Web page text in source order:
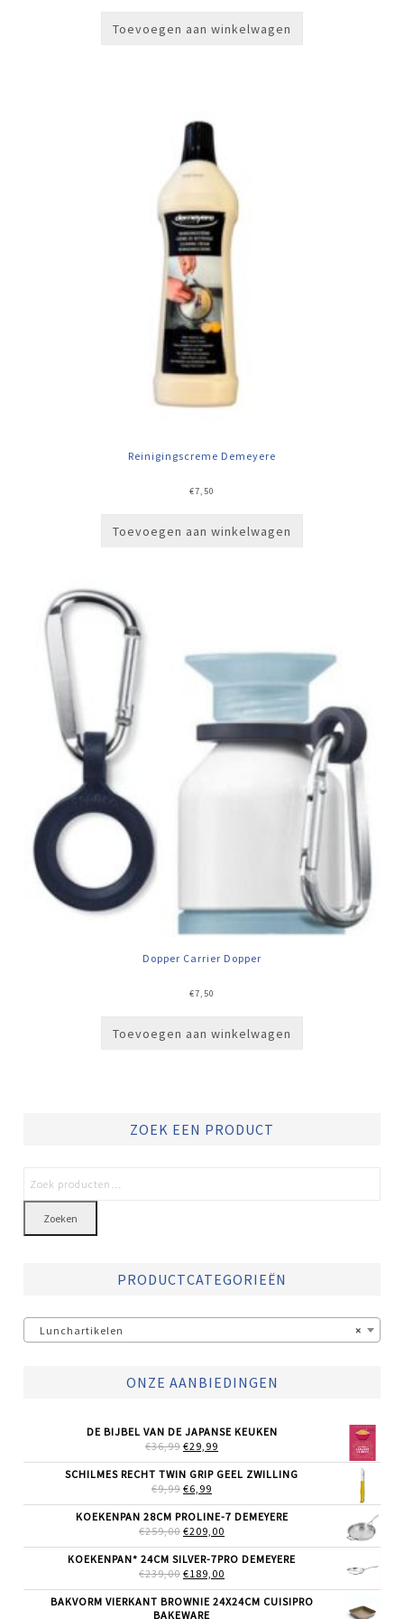
Toevoegen aan winkelwagen
Reinigingscreme Demeyere
€7,50
Toevoegen aan winkelwagen
Dopper Carrier Dopper
€7,50
Toevoegen aan winkelwagen
ZOEK EEN PRODUCT
Zoeken
PRODUCTCATEGORIEËN
×
Lunchartikelen
ONZE AANBIEDINGEN
DE BIJBEL VAN DE JAPANSE KEUKEN
€36,99 OORSPRONKELIJKE
WAS:
€36,99.
€29,99
IS:
SCHILMES RECHT TWIN GRIP GEEL ZWILLING
€9,99 OORSPRONKELIJKE
WAS:
€9,99.
€6,99
IS:
€6,99.
KOEKENPAN 28CM PROLINE-7 DEMEYERE
€259,00 OORSPRONKELIJKE
WAS:
€259,00.
€209,00
IS:
KOEKENPAN* 24CM SILVER-7PRO DEMEYERE
€239,00 OORSPRONKELIJKE
WAS:
€239,00.
€189,00
IS:
BAKVORM VIERKANT BROWNIE 24X24CM CUISIPRO
BAKEWARE